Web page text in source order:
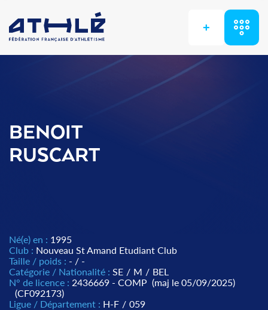
+
BENOIT
RUSCART
Né(e) en : 1995
Club : Nouveau St Amand Etudiant Club
Taille / poids : - / -
Catégorie / Nationalité : SE / M / BEL
N° de licence : 2436669 - COMP (maj le 05/09/2025)
(CF092173)
Ligue / Département : H-F / 059